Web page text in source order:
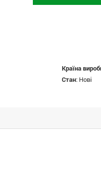
Країна
Стан: Нові